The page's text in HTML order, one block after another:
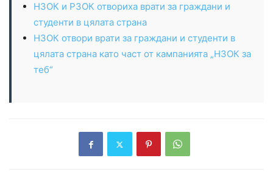
НЗОК и РЗОК отвориха врати за граждани и
студенти в цялата страна
НЗОК отвори врати за граждани и студенти в
цялата страна като част от кампанията „НЗОК за
теб“